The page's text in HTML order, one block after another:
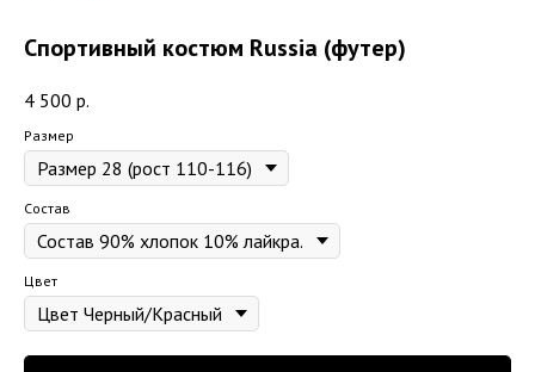
Спортивный костюм Russia (футер)
4 500 р.
Размер
Состав
Цвет